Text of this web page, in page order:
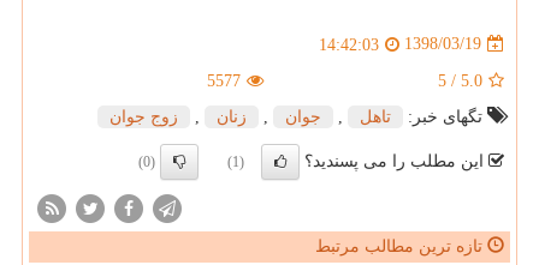
1398/03/19
14:42:03
5.0
/
5
5577
تگهای خبر:
تاهل , جوان , زنان , زوج جوان
این مطلب را می پسندید؟ (1)
(0)
تازه ترین مطالب مرتبط